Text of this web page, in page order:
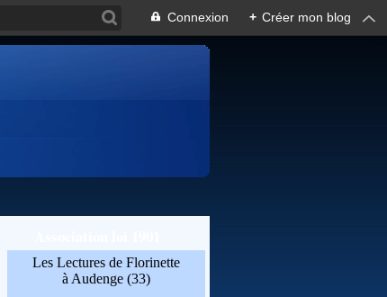
Connexion + Créer mon blog
Les Lectures de Florinette
à Audenge (33)